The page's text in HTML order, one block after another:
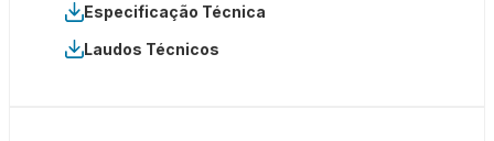
Especificação Técnica
Laudos Técnicos